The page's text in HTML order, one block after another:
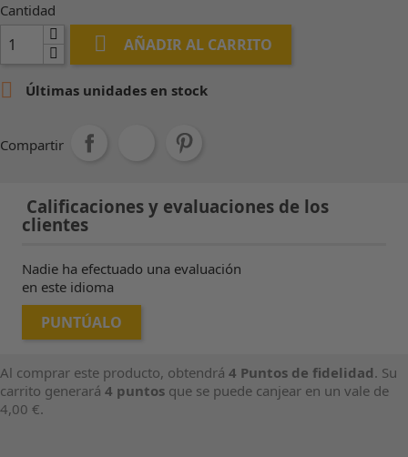
Cantidad
 AÑADIR AL CARRITO
 Últimas unidades en stock
Compartir
Calificaciones y evaluaciones de los
clientes
Nadie ha efectuado una evaluación
en este idioma
PUNTÚALO
Al comprar este producto, obtendrá 4 Puntos de fidelidad. Su
carrito generará 4 puntos que se puede canjear en un vale de
4,00 €.